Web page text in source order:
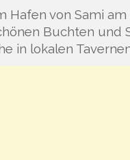
Hafen von Sami
Buchten und
in lokalen